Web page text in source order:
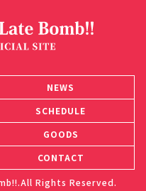
NEWS
SCHEDULE
GOODS
CONTACT
Rights Reserved.